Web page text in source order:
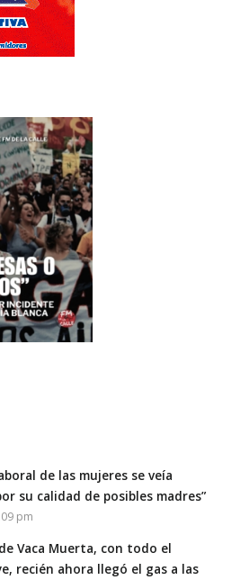
de las mujeres se veía
su calidad de posibles madres”
pm
Vaca Muerta, con todo el
recién ahora llegó el gas a las